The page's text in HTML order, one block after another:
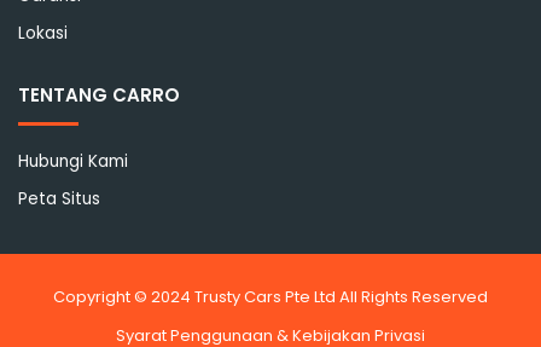
Lokasi
TENTANG CARRO
Hubungi Kami
Peta Situs
Copyright © 2024 Trusty Cars Pte Ltd All Rights Reserved
Syarat Penggunaan & Kebijakan Privasi